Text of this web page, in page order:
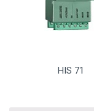
HIS 71